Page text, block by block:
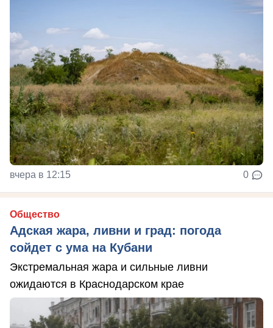
вчера в 12:15 0
Общество
Адская жара, ливни и град: погода
сойдет с ума на Кубани
Экстремальная жара и сильные ливни
ожидаются в Краснодарском крае